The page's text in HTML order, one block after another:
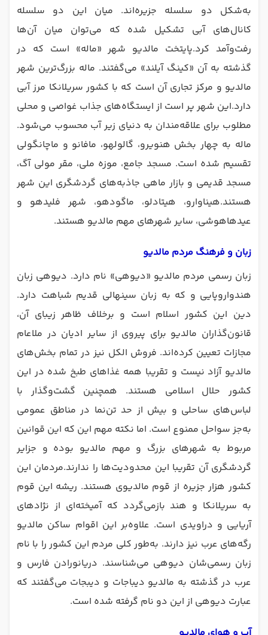
به‌شکل دو سلسله جزیره‌اند. میان این دو سلسله
کانال‌های آبی تشکیل شده که می‌توان میان آن‌ها
رفت‌وآمد کرد.پایتخت مالدیو شهر «ماله» است که در
گذشته به آن «کینگ آیلند» می‌گفتند. ماله بزرگ‌ترین شهر
مالدیو و مرکز تجاری آن است که با کشور سریلانکا مرز آبی
دارد.این شهر پر است از ایستگاه‌های جذاب غواصی و محلی
مطلوب برای علاقه‌مندان به دنیای زیر آب محسوب می‌شود.
ماله به چهار بخش هنویرو، گالولهو، مافانو و ماچانگولی
تقسیم شده است. مسجد جامع، موزه ملی، مقر مولی آگ،
مسجد قدیمی و بازار ماهی جاذبه‌های گردشگری این شهر
هستند.هیناوارو، هیتادلو، ماگودهو، شهر فلیدهو و
عیدهاهوشی، سایر شهرهای مهم مالدیو هستند.
زبان و فرهنگ مردم مالدیو
زبان رسمی مردم مالدیو «دیوهی» نام دارد. دیوهی زبان
هندواروپایی و که به زبان سینهالی قدیم شباهت دارد.
دین این کشور اسلام است و برخلاف ظاهر زیبای آن،
قانون‌گذاران مالدیو برای پیروی از سایر ادیان در ملاعام
مجازات تعیین کرده‌اند. فروش الکل نیز در تمام بخش‌های
مالدیو آزاد نیست و تقریبا همه غذاهای طبخ شده در این
کشور حلال اسلامی هستند. همچنین گشت‌وگذار با
لباس‌های ساحلی و بیش از حد تن‌نما در مناطق عمومی
به‌جز سواحل ممنوع است. اما نکته مهم این که این قوانین
مربوط به شهرهای بزرگ و مهم مالدیو بوده و جزایر
گردشگری آن تقریبا این محدودیت‌ها را ندارند.مردمان این
کشور هزار جزیره از قوم مالدیوی هستند. ریشه این قوم
به سریلانکا و هند بازمی‌گردد که آمیخته‌ای از نژادهای
آریایی‌ و دراویدی‌ است. علاوه‌بر این اقوام ساکن مالدیو
رگه‌های عرب نیز دارند. به‌طور کلی مردم این کشور را با نام
زبان رسمی‌شان دیوهی می‌شناسند. دریانورادن فارس و
عرب در گذشته به مالدیو دیباجات و دیبجات می‌گفتند که
عبارت دیوهی از این دو نام گرفته شده است.